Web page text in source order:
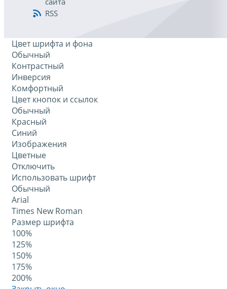
RSS
Цвет шрифта и фона
Обычный
Контрастный
Инверсия
Комфортный
Цвет кнопок и ссылок
Обычный
Красный
Синий
Изображения
Цветные
Отключить
Использовать шрифт
Обычный
Arial
Times New Roman
Размер шрифта
100%
125%
150%
175%
200%